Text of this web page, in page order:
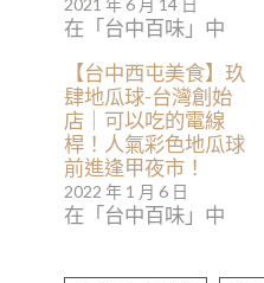
2021 年 6 月 14 日
在「台中百味」中
【台中西屯美食】玖
肆地瓜球-台灣創始
店｜可以吃的電線
桿！人氣彩色地瓜球
前進逢甲夜市！
2022 年 1 月 6 日
在「台中百味」中